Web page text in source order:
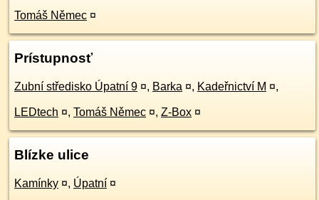
Tomáš Němec ¤
Prístupnosť
Zubní středisko Úpatní 9 ¤, Barka ¤, Kadeřnictví M ¤,
LEDtech ¤, Tomáš Němec ¤, Z-Box ¤
Blízke ulice
Kamínky ¤, Úpatní ¤